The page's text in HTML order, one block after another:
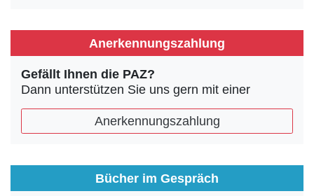
Anerkennungszahlung
Gefällt Ihnen die PAZ?
Dann unterstützen Sie uns gern mit einer
Anerkennungszahlung
Bücher im Gespräch